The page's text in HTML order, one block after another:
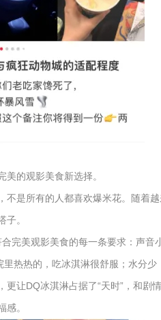
美的观影美食新选择。
不是所有的人都喜欢爆米花。随着
子。
完美观影美食的每一条要求：声
里热热的，吃冰淇淋很舒服；水分
更让DQ冰淇淋占据了“天时”，和
感。